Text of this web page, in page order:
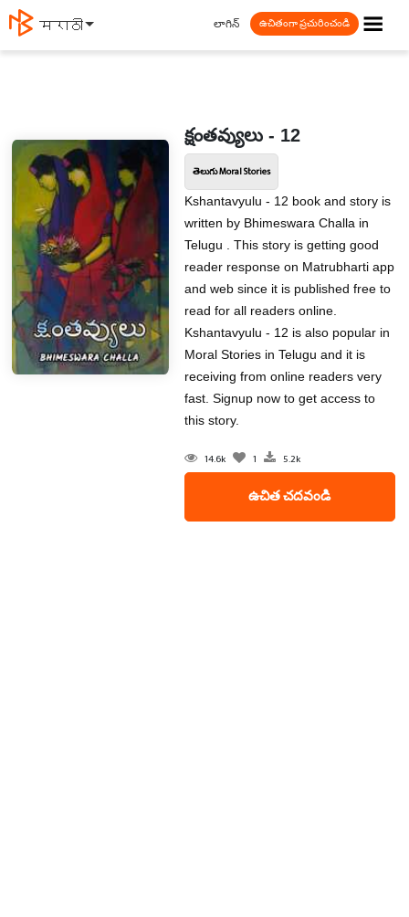
मराठी ☰
లాగిన్ ఉచితంగా ప్రచురించండి
క్షంతవ్యులు - 12
తెలుగు Moral Stories
Kshantavyulu - 12 book and story is
written by Bhimeswara Challa in
Telugu . This story is getting good
reader response on Matrubharti app
and web since it is published free to
read for all readers online.
Kshantavyulu - 12 is also popular in
Moral Stories in Telugu and it is
receiving from online readers very
fast. Signup now to get access to
this story.
14.6k 1 5.2k
ఉచిత చదవండి